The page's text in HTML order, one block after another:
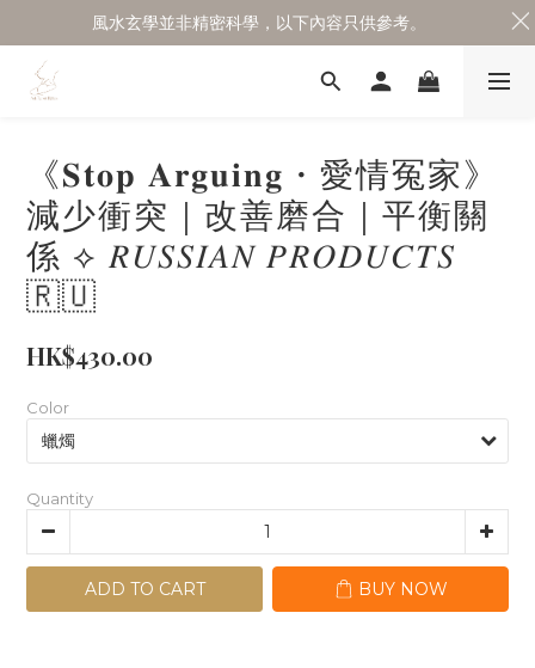
《𝐒𝐭𝐨𝐩 𝐀𝐫𝐠𝐮𝐢𝐧𝐠・愛情冤家》
減少衝突｜改善磨合｜平衡關
係 ⟡ 𝑅𝑈𝑆𝑆𝐼𝐴𝑁 𝑃𝑅𝑂𝐷𝑈𝐶𝑇𝑆
🇷🇺
HK$430.00
Color
Quantity
ADD TO CART BUY NOW
風水玄學並非精密科學，以下內容只供參考。